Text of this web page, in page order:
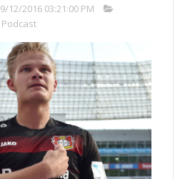
9/12/2016 03:21:00 PM
Podcast